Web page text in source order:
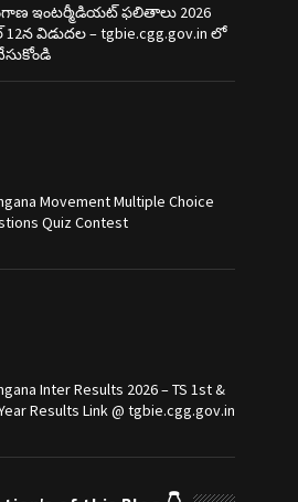
ఇంటర్మీడియట్ ఫలితాలు 2026
12న విడుదల – tgbie.cgg.gov.in లో
Movement Multiple Choice
Quiz Contest
Inter Results 2026 – TS 1st &
Results Link @ tgbie.cgg.gov.in